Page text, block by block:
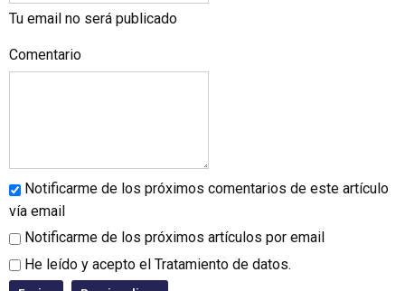
Tu email no será publicado
Comentario
Notificarme de los próximos comentarios de este artículo
vía email
Notificarme de los próximos artículos por email
He leído y acepto el Tratamiento de datos.